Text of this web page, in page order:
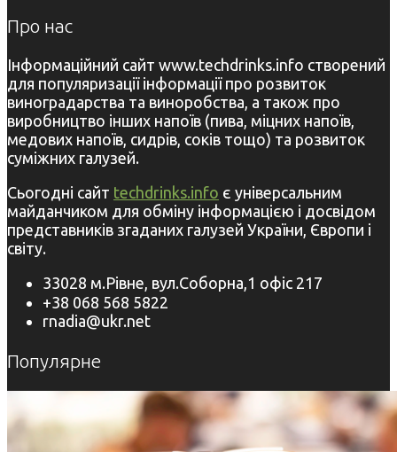
Про нас
Інформаційний сайт www.techdrinks.info створений
для популяризації інформації про розвиток
виноградарства та виноробства, а також про
виробництво інших напоїв (пива, міцних напоїв,
медових напоїв, сидрів, соків тощо) та розвиток
суміжних галузей.
Сьогодні сайт techdrinks.info є універсальним
майданчиком для обміну інформацією і досвідом
представників згаданих галузей України, Європи і
світу.
33028 м.Рівне, вул.Соборна,1 офіс 217
+38 068 568 5822
rnadia@ukr.net
Популярне